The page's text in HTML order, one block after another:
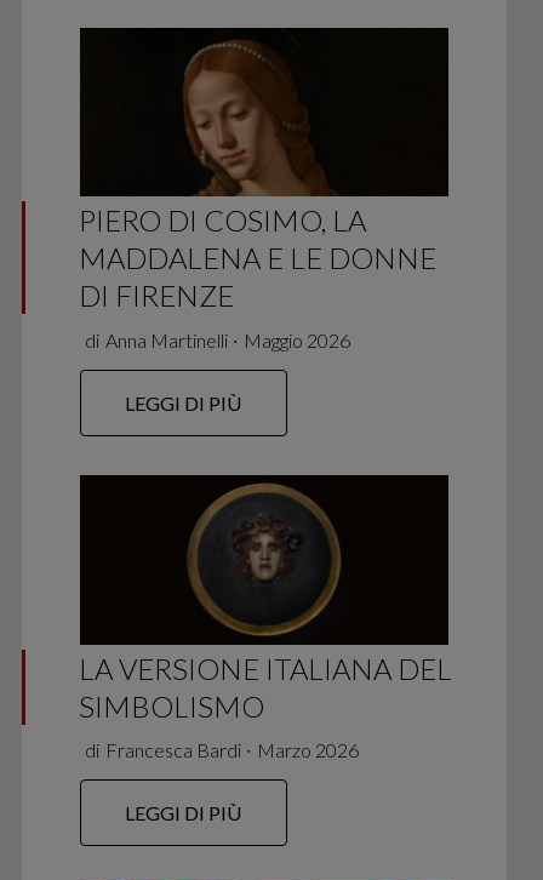
PIERO DI COSIMO, LA
MADDALENA E LE DONNE
DI FIRENZE
di Anna Martinelli ∙ Maggio 2026
LEGGI DI PIÙ
LA VERSIONE ITALIANA DEL
SIMBOLISMO
di Francesca Bardi ∙ Marzo 2026
LEGGI DI PIÙ